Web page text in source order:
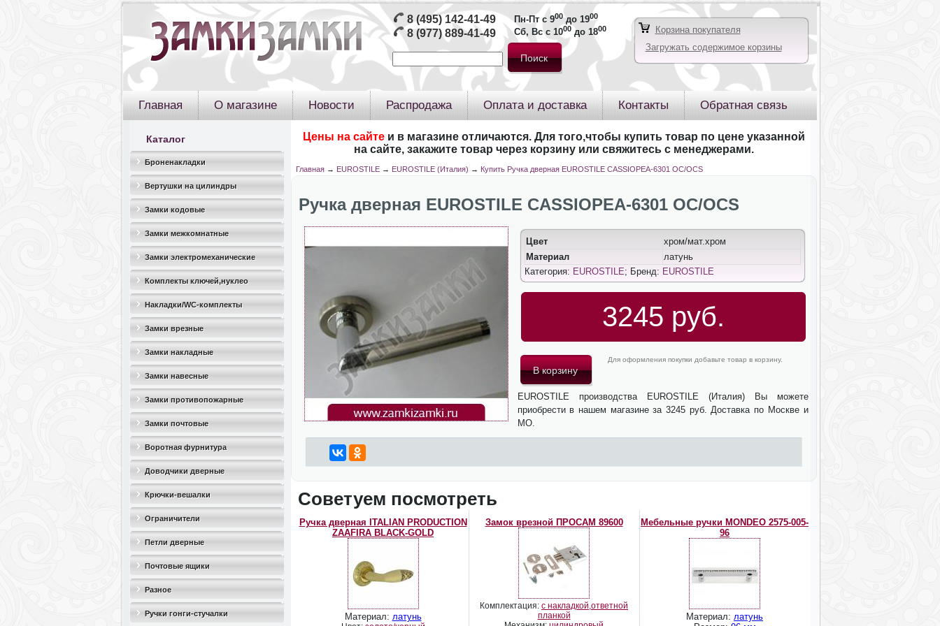
8 (495) 142-41-49
8 (977) 889-41-49
Пн-Пт с 900до 1900
Сб, Вс с 1000до 1800
Корзина покупателя
Загружать содержимое корзины
Главная О магазине Новости Распродажа Оплата и доставка Контакты Обратная связь
Каталог
Броненакладки
Вертушки на цилиндры
Замки кодовые
Замки межкомнатные
Замки электромеханические
Комплекты ключей,нуклео
Накладки/WC-комплекты
Замки врезные
Замки накладные
Замки навесные
Замки противопожарные
Замки почтовые
Воротная фурнитура
Доводчики дверные
Крючки-вешалки
Ограничители
дверные(стопоры)
Петли дверные
Почтовые ящики
Разное
Ручки гонги-стучалки
Цены на сайте и в магазине отличаются. Для того,чтобы купить товар по цене указанной
на сайте, закажите товар через корзину или свяжитесь с менеджерами.
Главная → EUROSTILE → EUROSTILE (Италия) → Купить Ручка дверная EUROSTILE CASSIOPEA-6301 OC/OCS
Ручка дверная EUROSTILE CASSIOPEA-6301 OC/OCS
Цвет
хром/мат.хром
Материал
латунь
Категория: EUROSTILE; Бренд: EUROSTILE
3245 руб.
Для оформления покупки добавьте товар в корзину.
EUROSTILE производства EUROSTILE (Италия) Вы можете
приобрести в нашем магазине за 3245 руб. Доставка по Москве и
МО.
Советуем посмотреть
Ручка дверная ITALIAN PRODUCTION
ZAAFIRA BLACK-GOLD
Материал: латунь
Замок врезной ПРОСАМ 89600
Комплектация: с накладкой,ответной
планкой
Мебельные ручки MONDEO 2575-005-
96
Материал: латунь